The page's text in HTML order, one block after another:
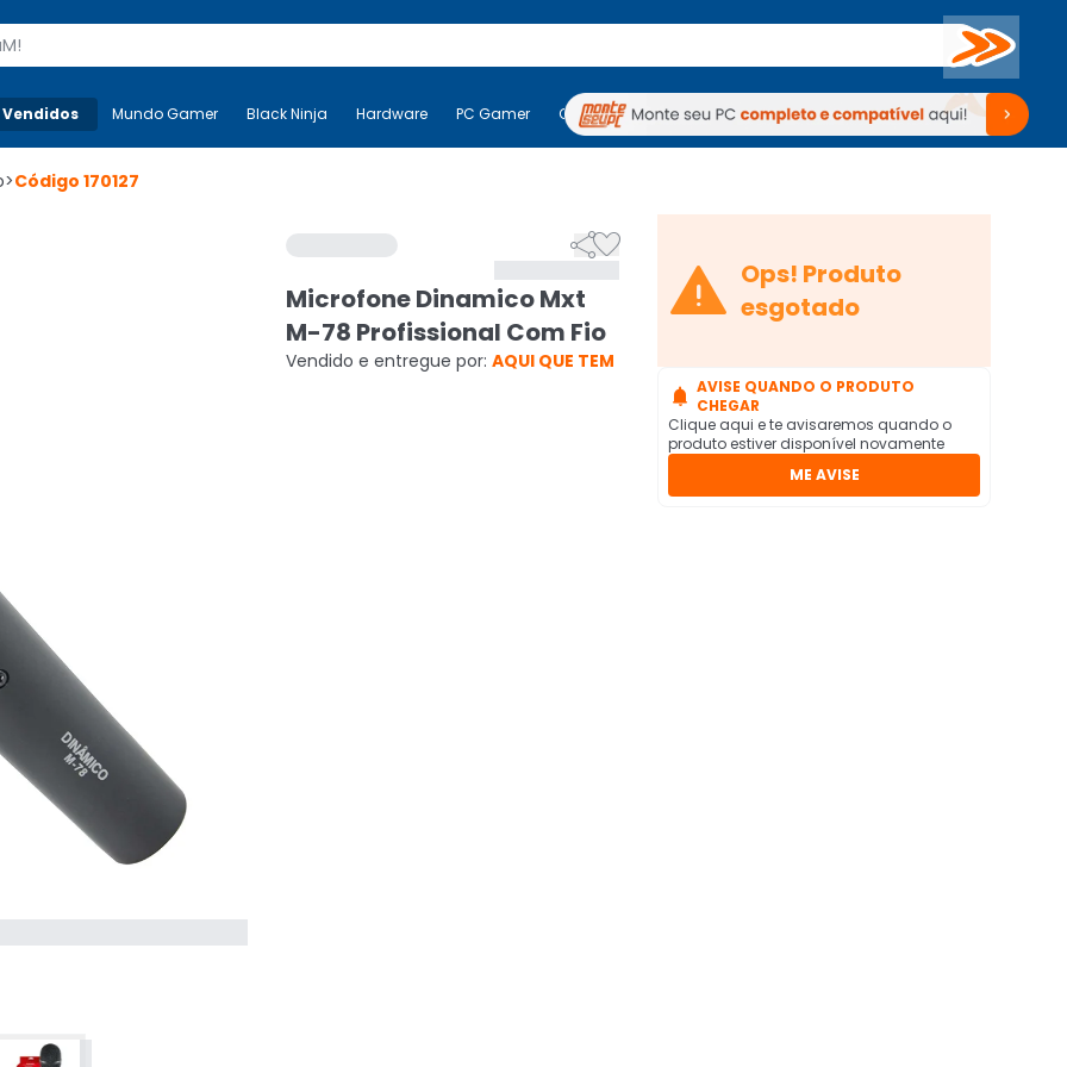
Buscar
Mais-v- Mundo Gamer Black Ninja Hardware PC Gamer Computadores Periféricos TV Venda no KaBuM!
Mundo Gamer Black Ninja Hardware PC Gamer Computadores Periféricos TV Venda no KaBuM!
>Código 170127

Microfone Dinamico Mxt
M-78 Profissional Com Fio
Vendido e entregue por: AQUI QUE TEM
 Ops! Produto
esgotado
 AVISE QUANDO O PRODUTO
CHEGAR
Clique aqui e te avisaremos quando o
produto estiver disponível novamente
ME AVISE